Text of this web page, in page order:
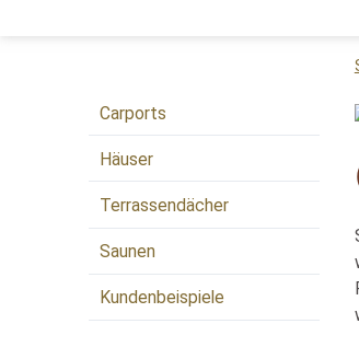
Carports
Häuser
Terrassendächer
Saunen
Kundenbeispiele